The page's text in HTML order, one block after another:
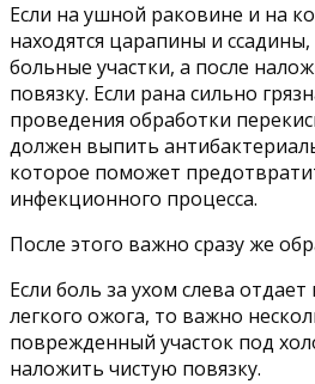
Если на ушной раковине и на
находятся царапины и
больные участки, а после
повязку. Если рана сильно
проведения обработки
должен выпить
которое поможет
инфекционного процесса.
После этого важно сразу же
Если боль за ухом слева
легкого ожога, то важно
поврежденный участок под
наложить чистую повязку.